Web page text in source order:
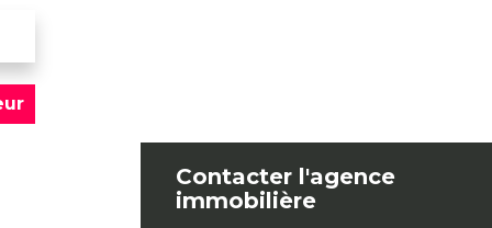
Contacter l'agence
immobilière